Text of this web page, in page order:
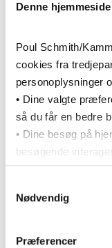
Denne
Poul Schmith/
cookies fra
personoplysninger
• Dine valgte
så du får en bedre
• Dine besøg på
besøgende
Du kan til enhver
som du finder i
Nødvendig
Præferencer
CV
2019
2022